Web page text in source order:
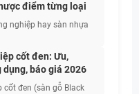
điểm từng loại
nghiệp hay sàn nhựa
cốt đen: Ưu,
báo giá 2026
cốt đen (sàn gỗ Black